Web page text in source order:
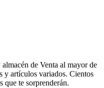
de Venta al mayor de
y artículos variados. Cientos
que te sorprenderán.